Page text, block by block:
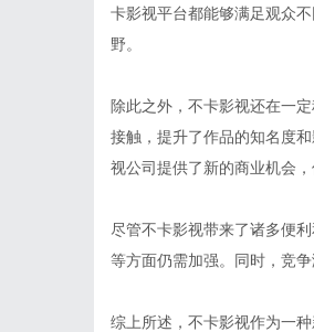
卡影视平台都能够满足观众
野。
除此之外，不卡影视还在一
接触，提升了作品的知名度
视公司提供了新的商业机会
尽管不卡影视带来了诸多便
等方面仍需加强。同时，竞
综上所述，不卡影视作为一